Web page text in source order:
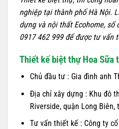
nghiệp tại thành phố Hà Nội.
dựng và nội thất Ecohome,
0917 462 999 để được tư vấn
Thiết kế biệt thự Hoa Sữa
Chủ đầu tư : Gia đình anh
Địa chỉ xây dựng : Khu đô
Riverside, quận Long Biên,
Tư vấn thiết kế : Công ty